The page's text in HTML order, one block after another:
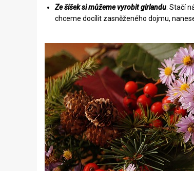
Ze šišek si můžeme vyrobit girlandu . Stačí
chceme docílit zasněženého dojmu,